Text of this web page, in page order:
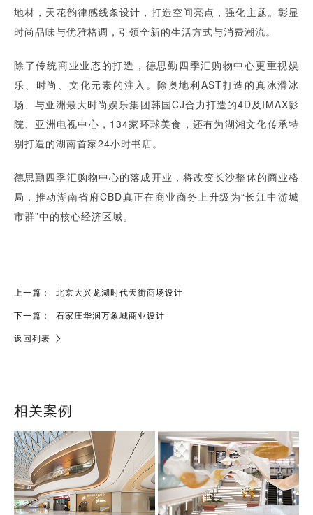
地材，天花韵律感线条设计，打造空间亮点，强化主题。彰显
时尚品味与优雅格调，引领全新的生活方式与消费潮流。
除了传统商业业态的打造，德思勤四季汇购物中心更重视娱
乐、时尚、文化元素的注入。除奥地利AST打造的真冰滑冰
场、与亚洲最大时尚娱乐集团韩国CJ合力打造的4D及IMAX影
院、亚洲电视中心，134家环球美食，还有为湖湘文化传承特
别打造的湖南首家24小时书店。
德思勤四季汇购物中心的落成开业，将改变长沙整体的商业格
局，推动湖南省府CBD真正在商业商务上升级为“长江中游城
市群”中的核心经济区域。
上一篇：
北京大兴龙湖时代天街商场设计
下一篇：
石家庄华润万象城商业设计
返回列表
相关案例